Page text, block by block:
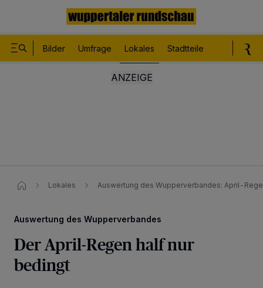
Bilder Umfrage Lokales Stadtteile
Lokales Auswertung des Wupperverbandes: April-
Auswertung des Wupperverbandes
Der April-Regen half nur
bedingt